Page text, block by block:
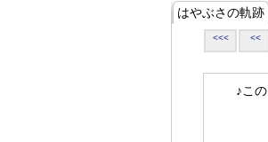
はやぶさの軌跡
<<< <<
♪この